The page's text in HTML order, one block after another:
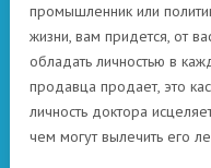
промышленник или
жизни, вам придется, от
обладать личностью в
продавца продает, это
личность доктора
чем могут вылечить его